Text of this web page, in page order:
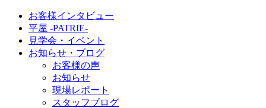
お客様インタビュー
平屋 -PATRIE-
見学会・イベント
お知らせ・ブログ
お客様の声
お知らせ
現場レポート
スタッフブログ